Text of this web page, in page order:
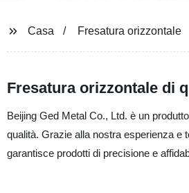
Casa Fresatura orizzontale
Fresatura orizzontale di
Beijing Ged Metal Co., Ltd. è un
qualità. Grazie alla nostra esperienza e
garantisce prodotti di precisione e